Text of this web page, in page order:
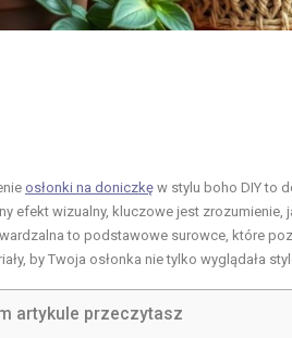
osłonki na doniczkę w stylu boho DIY to
efekt wizualny, kluczowe jest
to podstawowe surowce, które
by Twoja osłonka nie tylko wyglądała
artykule przeczytasz